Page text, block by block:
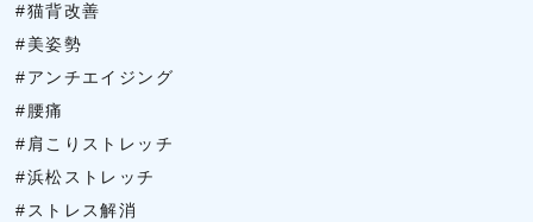
#猫背改善
#美姿勢
#アンチエイジング
#腰痛
#肩こりストレッチ
#浜松ストレッチ
#ストレス解消